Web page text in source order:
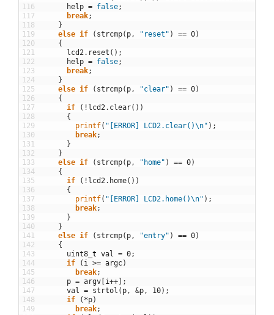
116
117
118
119
120
121
122
123
124
125
126
127
128
129
130
131
132
133
134
135
136
137
138
139
140
141
142
143
144
145
146
147
148
149
help = false;
break;
}
else if ( strcmp( p, "reset" ) == 0)
{
lcd2. reset ( ) ;
help = false;
break;
}
else if ( strcmp( p, "clear" ) == 0)
{
if
( ! lcd2. clear( ) )
{
printf( "[ERROR] LCD2.clear()\n" ) ;
break;
}
}
else if ( strcmp( p, "home" ) == 0)
{
if
( ! lcd2. home( ) )
{
printf( "[ERROR] LCD2.home()\n" ) ;
break;
}
}
else if ( strcmp( p, "entry" ) == 0)
{
uint8 t val = 0;
if
( i >= argc)
break;
p = argv i++
;
val = strtol ( p, &p, 10) ;
if
( *p)
break;